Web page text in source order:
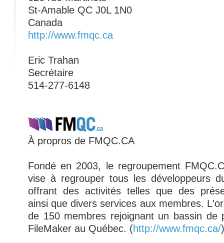
St-Amable QC J0L 1N0
Canada
http://www.fmqc.ca
Eric Trahan
Secrétaire
514-277-6148
À propros de FMQC.CA
Fondé en 2003, le regroupement
vise à regrouper tous les développeurs
offrant des activités telles que des
ainsi que divers services aux membres.
de 150 membres rejoignant un bassin de
FileMaker au Québec. (http://www.fmqc.ca/